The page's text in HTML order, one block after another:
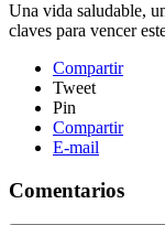
Una vida saludable,
claves para vencer
Compartir
Tweet
Pin
Compartir
E-mail
Comentarios